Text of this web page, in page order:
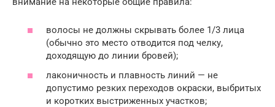
волосы не должны скрывать более 1/3 лица
(обычно это место отводится под челку,
доходящую до линии бровей);
лаконичность и плавность линий — не
допустимо резких переходов окраски, выбритых
и коротких выстриженных участков;